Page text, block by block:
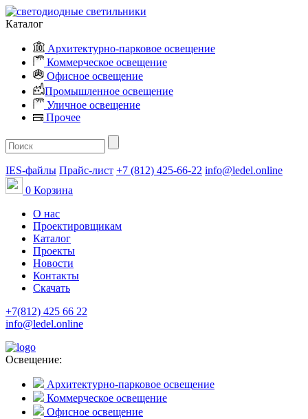
Каталог
Архитектурно-парковое освещение
Коммерческое освещение
Офисное освещение
Промышленное освещение
Уличное освещение
Прочее
IES-файлы Прайс-лист +7 (812) 425-66-22 info@ledel.online
0 Корзина
О нас
Проектировщикам
Каталог
Проекты
Новости
Контакты
Скачать
+7(812) 425 66 22
info@ledel.online
Освещение:
Архитектурно-парковое освещение
Коммерческое освещение
Офисное освещение